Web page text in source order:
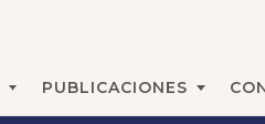
PUBLICACIONES
BUSCAR